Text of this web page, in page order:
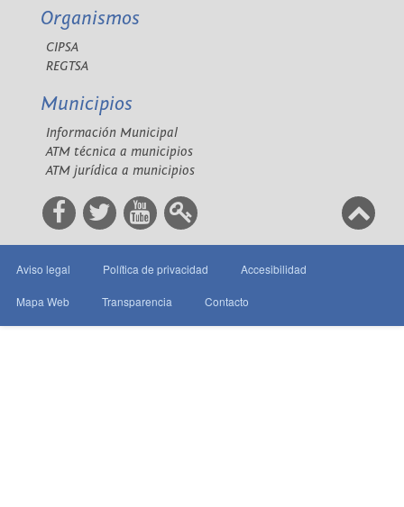
Organismos
CIPSA
REGTSA
Municipios
Información Municipal
ATM técnica a municipios
ATM jurídica a municipios
Aviso legal Política de privacidad Accesibilidad
Mapa Web Transparencia Contacto